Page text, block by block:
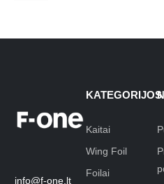
info@f-one.lt
KATEGORIJOS
Kaitai
Wing Foil
Foilai